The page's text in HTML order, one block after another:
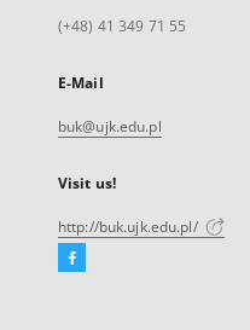
(+48) 41 349 71 55
E-Mail
buk@ujk.edu.pl
Visit us!
http://buk.ujk.edu.pl/
Facebook